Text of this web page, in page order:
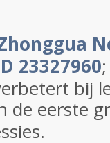
23327960;
bij
de eerste